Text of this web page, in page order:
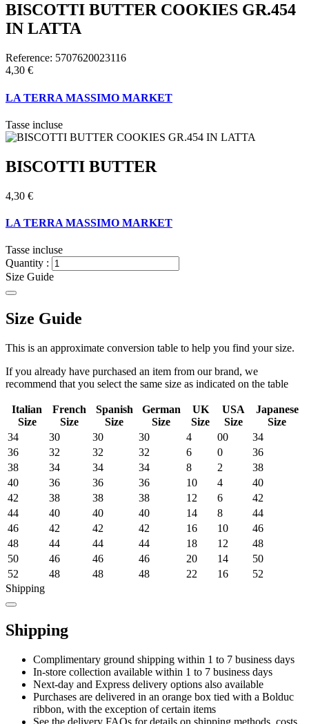
BISCOTTI BUTTER COOKIES GR.454
IN LATTA
Reference: 5707620023116
4,30 €
LA TERRA MASSIMO MARKET
Tasse incluse
BISCOTTI BUTTER
4,30 €
LA TERRA MASSIMO MARKET
Tasse incluse
Quantity :
Size Guide
Size Guide
This is an approximate conversion table to help you find your size.
If you already have purchased an item from our brand, we
recommend that you select the same size as indicated on the table
Italian
Size
French
Size
Spanish
Size
German
Size
UK
Size
USA
Size
Japanese
Size
34
30 30 30 4 00
34
36
32 32 32 6 0
36
38
34 34 34 8 2
38
40
36 36 36 10 4
40
42
38 38 38 12 6
42
44
40 40 40 14 8
44
46
42 42 42 16 10
46
48
44 44 44 18 12
48
50
46 46 46 20 14
50
52
48 48 48 22 16
52
Shipping
Shipping
Complimentary ground shipping within 1 to 7 business days
In-store collection available within 1 to 7 business days
Next-day and Express delivery options also available
Purchases are delivered in an orange box tied with a Bolduc
ribbon, with the exception of certain items
See the delivery FAQs for details on shipping methods, costs